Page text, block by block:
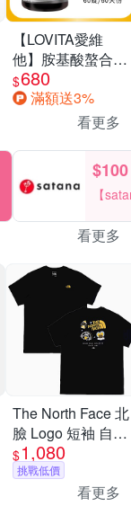
【LOVITA愛維
他】胺基酸螯合鋅
x2瓶30mg素食錠
(鋅錠)
$680
滿額送3%
看更多
$100
【
一件
看更多
The North Face 北
臉 Logo 短袖 自由
探索 時尚隨行 多
款多色選擇(平輸
$1,080
挑戰低價
看更多